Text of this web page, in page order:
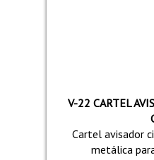
V-22 CARTEL
Cartel avisador
metálica